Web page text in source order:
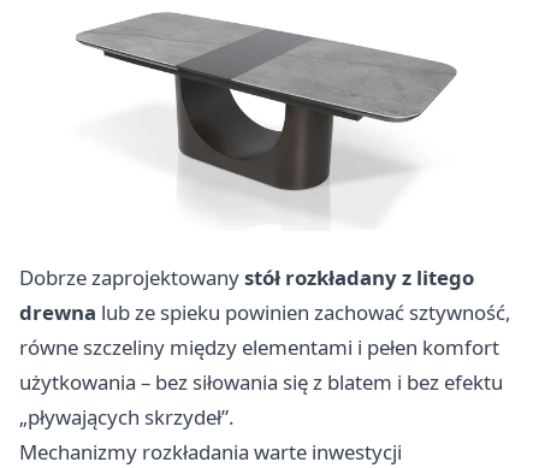
Dobrze zaprojektowanystół rozkładany z litego
drewna lub ze spieku powinien zachować sztywność,
równe szczeliny między elementami i pełen komfort
użytkowania – bez siłowania się z blatem i bez efektu
„pływających skrzydeł”.
Mechanizmy rozkładania warte inwestycji